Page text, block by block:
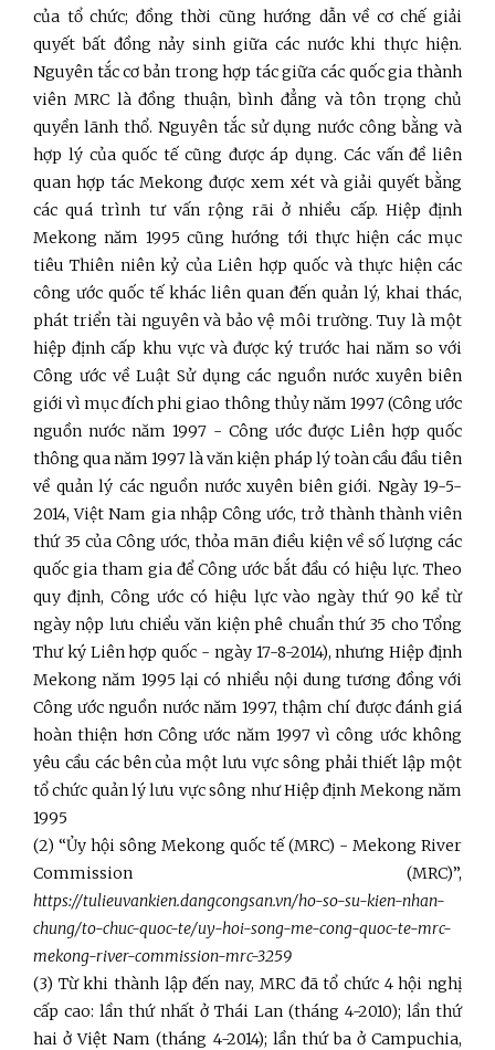
của tổ chức; đồng thời cũng hướng dẫn về cơ chế giải
quyết bất đồng nảy sinh giữa các nước khi thực hiện.
Nguyên tắc cơ bản trong hợp tác giữa các quốc gia thành
viên MRC là đồng thuận, bình đẳng và tôn trọng chủ
quyền lãnh thổ. Nguyên tắc sử dụng nước công bằng và
hợp lý của quốc tế cũng được áp dụng. Các vấn đề liên
quan hợp tác Mekong được xem xét và giải quyết bằng
các quá trình tư vấn rộng rãi ở nhiều cấp. Hiệp định
Mekong năm 1995 cũng hướng tới thực hiện các mục
tiêu Thiên niên kỷ của Liên hợp quốc và thực hiện các
công ước quốc tế khác liên quan đến quản lý, khai thác,
phát triển tài nguyên và bảo vệ môi trường. Tuy là một
hiệp định cấp khu vực và được ký trước hai năm so với
Công ước về Luật Sử dụng các nguồn nước xuyên biên
giới vì mục đích phi giao thông thủy năm 1997 (Công ước
nguồn nước năm 1997 - Công ước được Liên hợp quốc
thông qua năm 1997 là văn kiện pháp lý toàn cầu đầu tiên
về quản lý các nguồn nước xuyên biên giới. Ngày 19-5-
2014, Việt Nam gia nhập Công ước, trở thành thành viên
thứ 35 của Công ước, thỏa mãn điều kiện về số lượng các
quốc gia tham gia để Công ước bắt đầu có hiệu lực. Theo
quy định, Công ước có hiệu lực vào ngày thứ 90 kể từ
ngày nộp lưu chiểu văn kiện phê chuẩn thứ 35 cho Tổng
Thư ký Liên hợp quốc - ngày 17-8-2014), nhưng Hiệp định
Mekong năm 1995 lại có nhiều nội dung tương đồng với
Công ước nguồn nước năm 1997, thậm chí được đánh giá
hoàn thiện hơn Công ước năm 1997 vì công ước không
yêu cầu các bên của một lưu vực sông phải thiết lập một
tổ chức quản lý lưu vực sông như Hiệp định Mekong năm
1995
(2) “Ủy hội sông Mekong quốc tế (MRC) - Mekong River
Commission (MRC)”,
https://tulieuvankien.dangcongsan.vn/ho-so-su-kien-nhan-
chung/to-chuc-quoc-te/uy-hoi-song-me-cong-quoc-te-mrc-
mekong-river-commission-mrc-3259
(3) Từ khi thành lập đến nay, MRC đã tổ chức 4 hội nghị
cấp cao: lần thứ nhất ở Thái Lan (tháng 4-2010); lần thứ
hai ở Việt Nam (tháng 4-2014); lần thứ ba ở Campuchia,